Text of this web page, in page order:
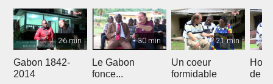
26 min
Gabon 1842-
2014
30 min
Le Gabon
fonce...
21 min
Un coeur
formidable
de